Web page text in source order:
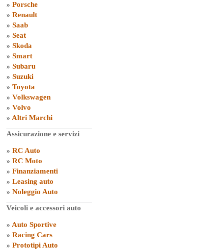
» Porsche
» Renault
» Saab
» Seat
» Skoda
» Smart
» Subaru
» Suzuki
» Toyota
» Volkswagen
» Volvo
» Altri Marchi
Assicurazione e servizi
» RC Auto
» RC Moto
» Finanziamenti
» Leasing auto
» Noleggio Auto
Veicoli e accessori auto
» Auto Sportive
» Racing Cars
» Prototipi Auto